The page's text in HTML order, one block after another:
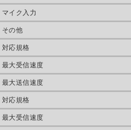
マイク入力
その他
対応規格
最大受信速度
最大送信速度
対応規格
最大受信速度